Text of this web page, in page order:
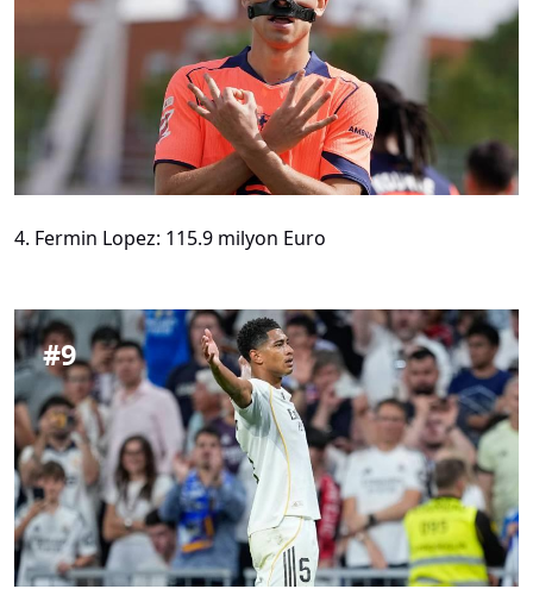
4. Fermin Lopez: 115.9 milyon Euro
#9